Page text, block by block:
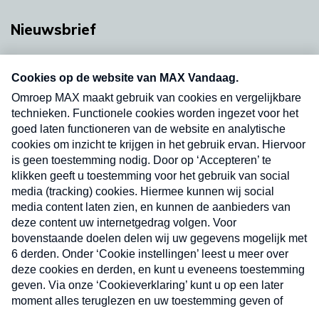
Nieuwsbrief
nieuwsbrief. Elke vrijdag- en dinsdagochtend in
uw mailbox.
Verzend
Nieuwsbrief
Neem hier een gratis abonnement op onze